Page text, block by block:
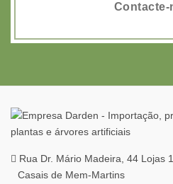
Contacte-
Rua Dr. Mário Madeira, 44 Lojas
Casais de Mem-Martins